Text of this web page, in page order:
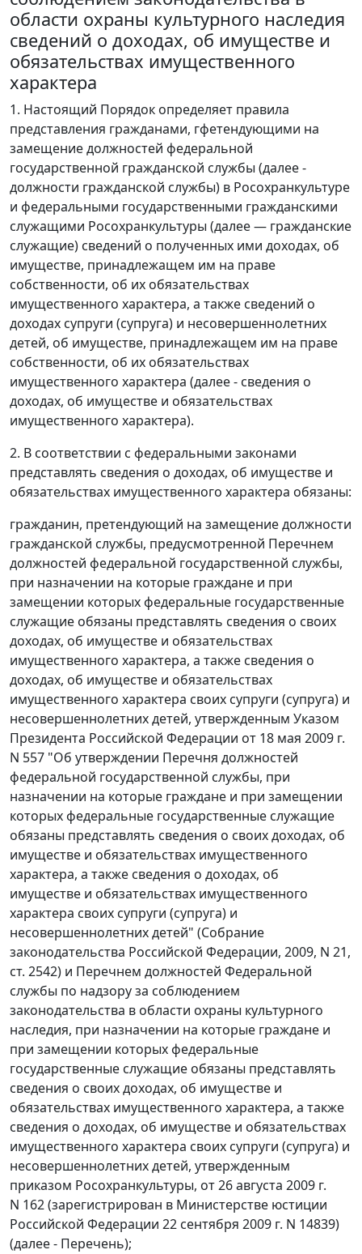
области охраны культурного наследия
сведений о доходах, об имуществе и
обязательствах имущественного
характера
1. Настоящий Порядок определяет правила
представления гражданами, гфетендующими на
замещение должностей федеральной
государственной гражданской службы (далее -
должности гражданской службы) в Росохранкультуре
и федеральными государственными гражданскими
служащими Росохранкультуры (далее — гражданские
служащие) сведений о полученных ими доходах, об
имуществе, принадлежащем им на праве
собственности, об их обязательствах
имущественного характера, а также сведений о
доходах супруги (супруга) и несовершеннолетних
детей, об имуществе, принадлежащем им на праве
собственности, об их обязательствах
имущественного характера (далее - сведения о
доходах, об имуществе и обязательствах
имущественного характера).
2. В соответствии с федеральными законами
представлять сведения о доходах, об имуществе и
обязательствах имущественного характера обязаны:
гражданин, претендующий на замещение должности
гражданской службы, предусмотренной Перечнем
должностей федеральной государственной службы,
при назначении на которые граждане и при
замещении которых федеральные государственные
служащие обязаны представлять сведения о своих
доходах, об имуществе и обязательствах
имущественного характера, а также сведения о
доходах, об имуществе и обязательствах
имущественного характера своих супруги (супруга) и
несовершеннолетних детей, утвержденным Указом
Президента Российской Федерации от 18 мая 2009 г.
N 557 "Об утверждении Перечня должностей
федеральной государственной службы, при
назначении на которые граждане и при замещении
которых федеральные государственные служащие
обязаны представлять сведения о своих доходах, об
имуществе и обязательствах имущественного
характера, а также сведения о доходах, об
имуществе и обязательствах имущественного
характера своих супруги (супруга) и
несовершеннолетних детей" (Собрание
законодательства Российской Федерации, 2009, N 21,
ст. 2542) и Перечнем должностей Федеральной
службы по надзору за соблюдением
законодательства в области охраны культурного
наследия, при назначении на которые граждане и
при замещении которых федеральные
государственные служащие обязаны представлять
сведения о своих доходах, об имуществе и
обязательствах имущественного характера, а также
сведения о доходах, об имуществе и обязательствах
имущественного характера своих супруги (супруга) и
несовершеннолетних детей, утвержденным
приказом Росохранкультуры, от 26 августа 2009 г.
N 162 (зарегистрирован в Министерстве юстиции
Российской Федерации 22 сентября 2009 г. N 14839)
(далее - Перечень);